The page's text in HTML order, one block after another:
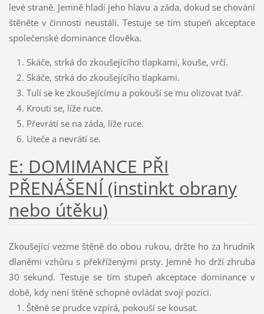
levé straně. Jemně hladí jeho hlavu a záda, dokud se chování
štěněte v činnosti neustálí. Testuje se tím stupeň akceptace
společenské dominance člověka.
Skáče, strká do zkoušejícího tlapkami, kouše, vrčí.
Skáče, strká do zkoušejícího tlapkami.
Tulí se ke zkoušejícímu a pokouší se mu olizovat tvář.
Kroutí se, líže ruce.
Převrátí se na záda, líže ruce.
Uteče a nevrátí se.
E: DOMIMANCE PŘI
PŘENÁŠENÍ (instinkt obrany
nebo útěku)
Zkoušející vezme štěně do obou rukou, držte ho za hrudník
dlaněmi vzhůru s překříženými prsty. Jemně ho drží zhruba
30 sekund. Testuje se tím stupeň akceptace dominance v
době, kdy není štěně schopné ovládat svoji pozici.
Štěně se prudce vzpírá, pokouší se kousat.